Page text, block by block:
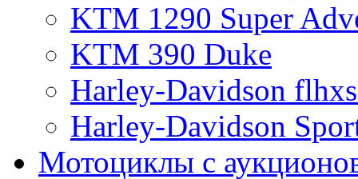
KTM 1290 Super
KTM 390 Duke
Harley-Davidson
Harley-Davidson
Мотоциклы с